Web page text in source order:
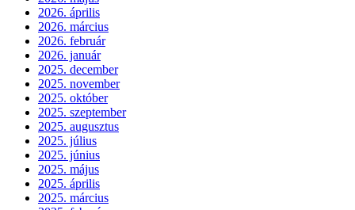
2026. április
2026. március
2026. február
2026. január
2025. december
2025. november
2025. október
2025. szeptember
2025. augusztus
2025. július
2025. június
2025. május
2025. április
2025. március